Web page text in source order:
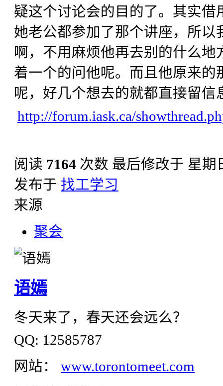
疑这个讨论会的目的了。其实
她老公都参加了那个讲座，所
啊，不用麻烦他再去别的什么
着一个的问他呢。而且他原来的
呢，好几个想去的就都直接留信
http://forum.iask.ca/
阅读 7164 次数 最后修改于 星期
发布于 找工学习
来源
聚会
语嫣
冬天来了，春天还会远么？
QQ: 12585787
网站： www.torontomeet.com